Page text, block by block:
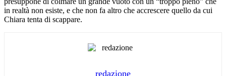
in realtà non esiste, e che non fa altro che accrescere quello da cui
Chiara tenta di scappare.
redazione